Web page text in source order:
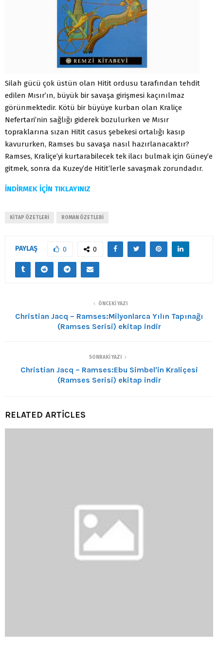
Silah gücü çok üstün olan Hitit ordusu tarafından tehdit
edilen Mısır’ın, büyük bir savaşa girişmesi kaçınılmaz
görünmektedir. Kötü bir büyüye kurban olan Kraliçe
Nefertari’nin sağlığı giderek bozulurken ve Mısır
topraklarına sızan Hitit casus şebekesi ortalığı kasıp
kavururken, Ramses bu savaşa nasıl hazırlanacaktır?
Ramses, Kraliçe’yi kurtarabilecek tek ilacı bulmak için Güney’e
gitmek, sonra da Kuzey’de Hitit’lerle savaşmak zorundadır.
İNDİRMEK İÇİN TIKLAYINIZ
KITAP ÖZETLERI ROMAN ÖZETLERI
PAYLAŞ 0 0
ÖNCEKI YAZI
Christian Jacq – Ramses:Milyonlarca Yılın Tapınağı
(Ramses Serisi) ekitap indir
SONRAKI YAZI
Christian Jacq – Ramses:Ebu Simbel'in Kraliçesi
(Ramses Serisi) ekitap indir
RELATED ARTICLES